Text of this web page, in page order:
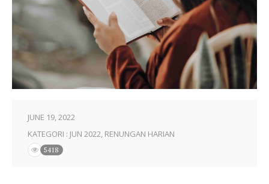
JUNE 19, 2022
KATEGORI : JUN 2022, RENUNGAN HARIAN
5418